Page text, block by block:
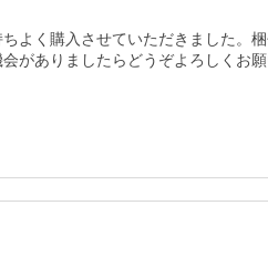
よく購入させていただきました
がありましたらどうぞよろしくお願